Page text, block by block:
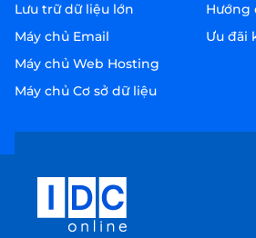
Lưu trữ dữ liệu lớn
Máy chủ Email
Máy chủ Web Hosting
Máy chủ Cơ sở dữ liệu
Hướng
Ưu đãi